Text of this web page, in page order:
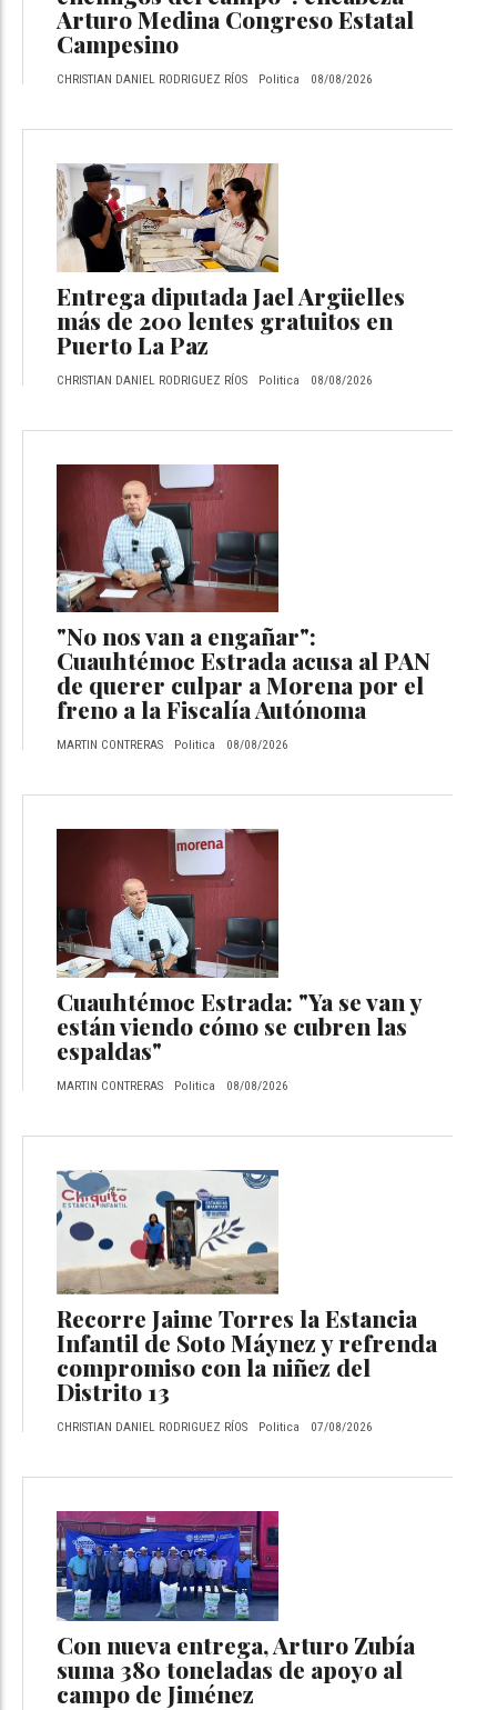
Arturo Medina Congreso Estatal
Campesino
CHRISTIAN DANIEL RODRIGUEZ RÍOS Politica 08/08/2026
Entrega diputada Jael Argüelles
más de 200 lentes gratuitos en
Puerto La Paz
CHRISTIAN DANIEL RODRIGUEZ RÍOS Politica 08/08/2026
"No nos van a engañar":
Cuauhtémoc Estrada acusa al PAN
de querer culpar a Morena por el
freno a la Fiscalía Autónoma
MARTIN CONTRERAS Politica 08/08/2026
Cuauhtémoc Estrada: "Ya se van y
están viendo cómo se cubren las
espaldas"
MARTIN CONTRERAS Politica 08/08/2026
Recorre Jaime Torres la Estancia
Infantil de Soto Máynez y refrenda
compromiso con la niñez del
Distrito 13
CHRISTIAN DANIEL RODRIGUEZ RÍOS Politica 07/08/2026
Con nueva entrega, Arturo Zubía
suma 380 toneladas de apoyo al
campo de Jiménez